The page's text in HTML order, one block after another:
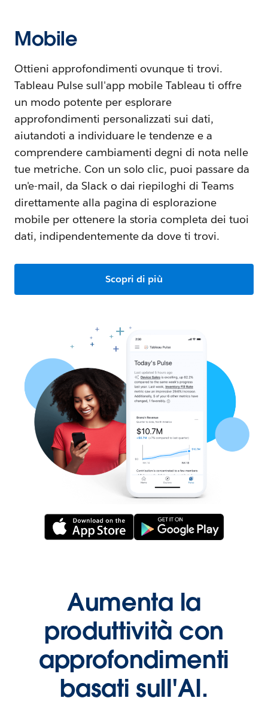
Mobile
Ottieni approfondimenti ovunque ti trovi.
Tableau Pulse sull'app mobile Tableau ti offre
un modo potente per esplorare
approfondimenti personalizzati sui dati,
aiutandoti a individuare le tendenze e a
comprendere cambiamenti degni di nota nelle
tue metriche. Con un solo clic, puoi passare da
un'e-mail, da Slack o dai riepiloghi di Teams
direttamente alla pagina di esplorazione
mobile per ottenere la storia completa dei tuoi
dati, indipendentemente da dove ti trovi.
Scopri di più
Aumenta la
produttività con
approfondimenti
basati sull'AI.